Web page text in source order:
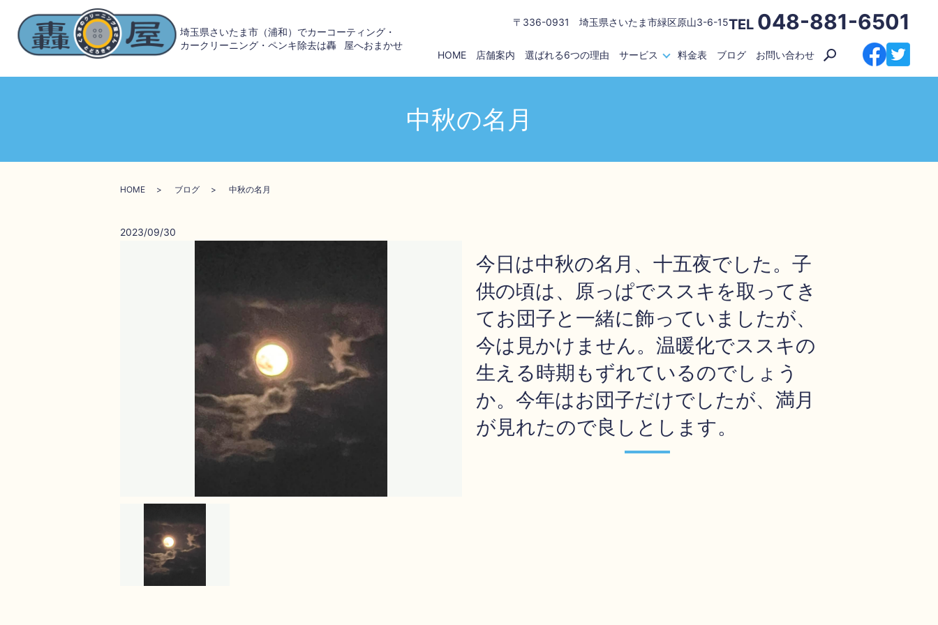
埼玉県さいたま市（浦和）でカーコーティング・
カークリーニング・ペンキ除去は轟屋へおまかせ
HOME
店舗案内 選ばれる6つの理由 サービス 料金表 ブログ お問い合わせ
〒336-0931 埼玉県さいたま市緑区原山3-6-15TEL 048-881-6501
中秋の名月
HOME ブログ 中秋の名月
2023/09/30
今日は中秋の名月、十五夜でした。子
供の頃は、原っぱでススキを取ってき
てお団子と一緒に飾っていましたが、
今は見かけません。温暖化でススキの
生える時期もずれているのでしょう
か。今年はお団子だけでしたが、満月
が見れたので良しとします。